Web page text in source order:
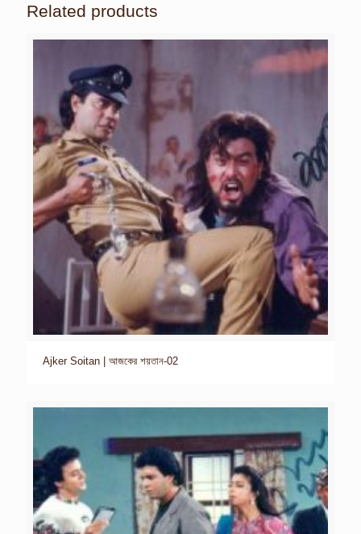
Related products
Ajker Soitan | আজকের শয়তান-02